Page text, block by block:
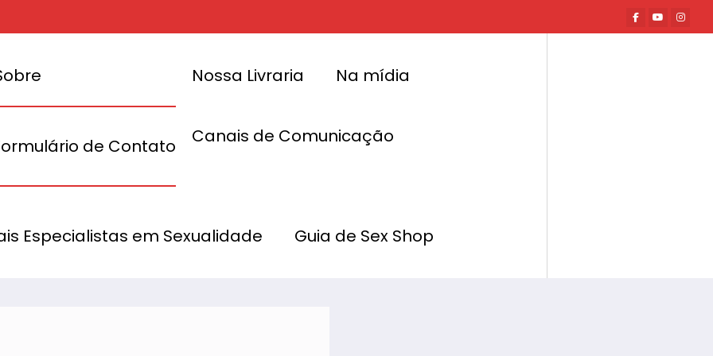
de Contato
Nossa Livraria Na mídia
Canais de Comunicação
Especialistas em Sexualidade Guia de Sex Shop
Após